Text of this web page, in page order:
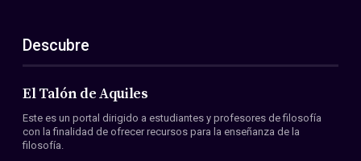
ES
EN
Acerca de nosotros
Miembros
Convenios
Descubre
El Talón de Aquiles
Este es un portal dirigido a estudiantes y profesores de filosofía
con la finalidad de ofrecer recursos para la enseñanza de la
filosofía.